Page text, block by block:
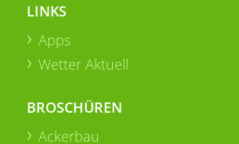
LINKS
Apps
Wetter Aktuell
BROSCHÜREN
Ackerbau